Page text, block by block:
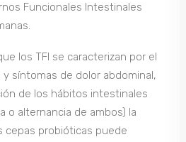
Funcionales Intestinales
los TFI se caracterizan por el
síntomas de dolor abdominal,
de los hábitos intestinales
o alternancia de ambos) la
cepas probióticas puede